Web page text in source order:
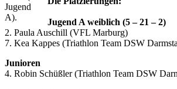
Jugend
A).
Jugend A weiblich (5 – 21 – 2)
2. Paula Auschill (VFL Marburg)
7. Kea Kappes (Triathlon Team DSW
Junioren
4. Robin Schüßler (Triathlon Team DSW